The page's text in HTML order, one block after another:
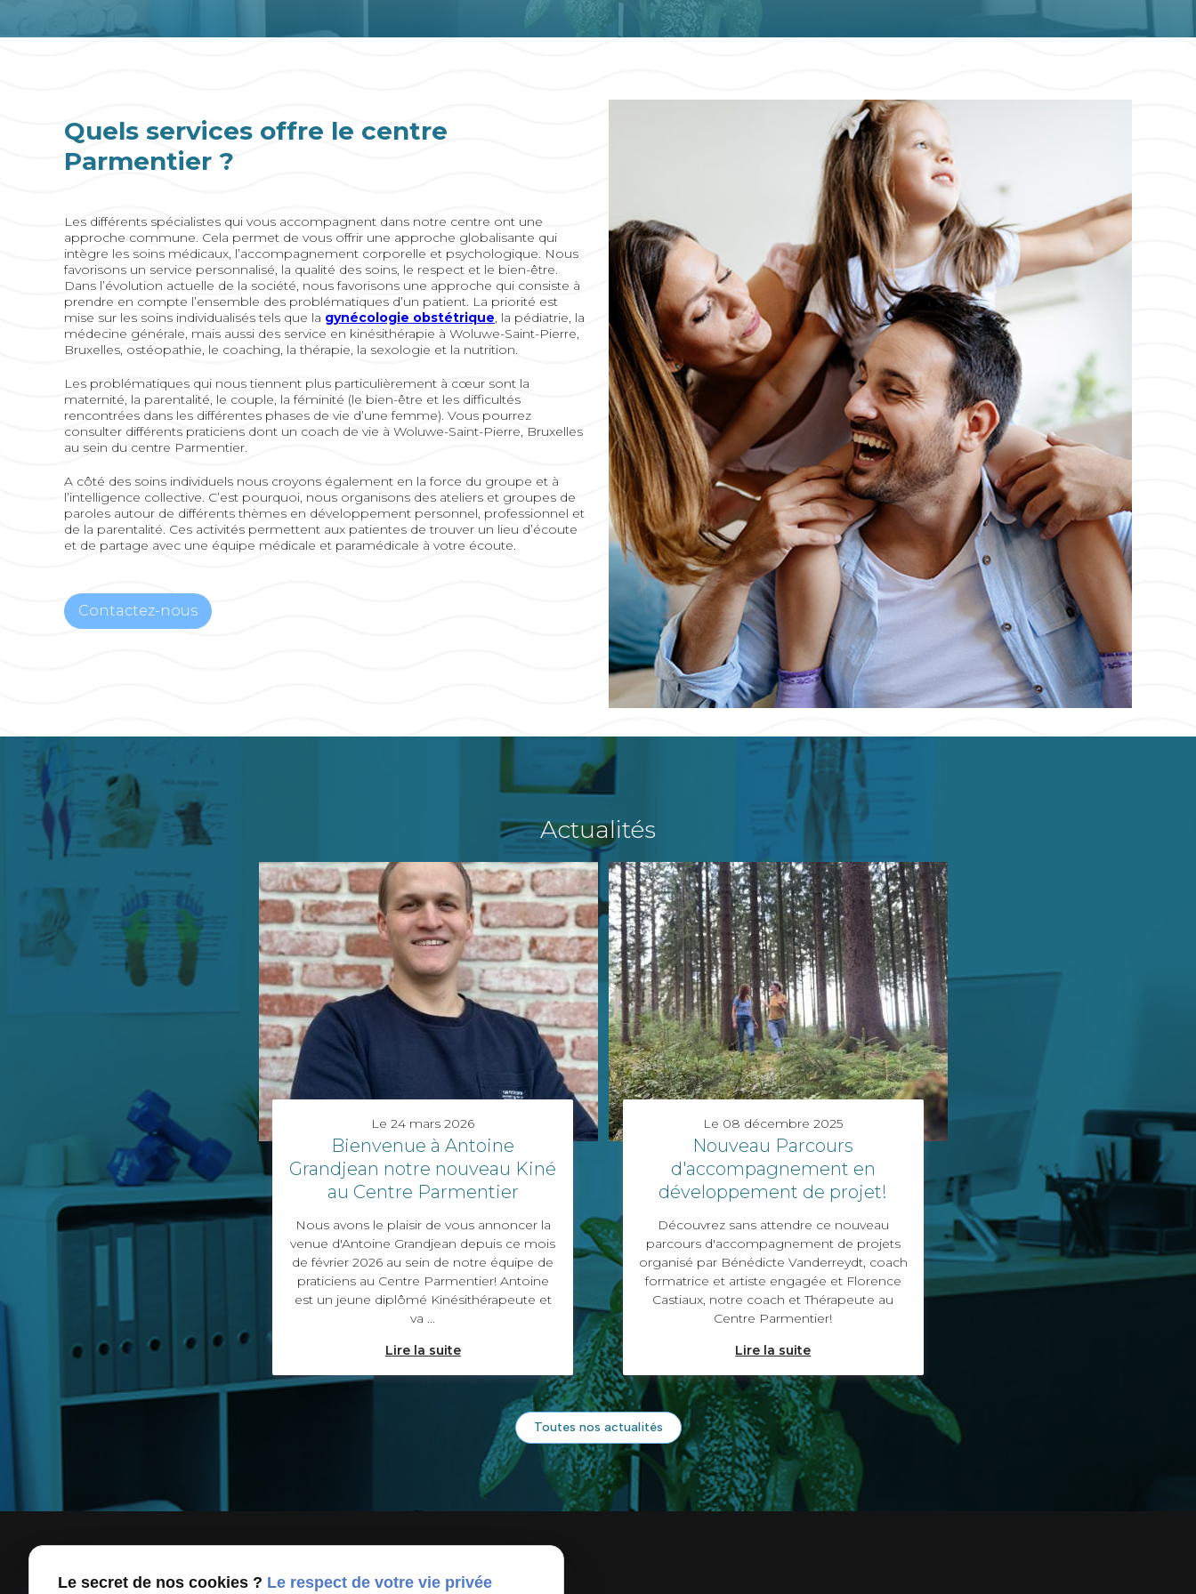
Quels services offre le centre
Parmentier ?
Les différents spécialistes qui vous accompagnent dans notre centre ont une
approche commune. Cela permet de vous offrir une approche globalisante qui
intègre les soins médicaux, l’accompagnement corporelle et psychologique. Nous
favorisons un service personnalisé, la qualité des soins, le respect et le bien-être.
Dans l’évolution actuelle de la société, nous favorisons une approche qui consiste à
prendre en compte l’ensemble des problématiques d’un patient. La priorité est
mise sur les soins individualisés tels que la gynécologie obstétrique, la pédiatrie, la
médecine générale, mais aussi des service en kinésithérapie à Woluwe-Saint-Pierre,
Bruxelles, ostéopathie, le coaching, la thérapie, la sexologie et la nutrition.
Les problématiques qui nous tiennent plus particulièrement à cœur sont la
maternité, la parentalité, le couple, la féminité (le bien-être et les difficultés
rencontrées dans les différentes phases de vie d’une femme). Vous pourrez
consulter différents praticiens dont un coach de vie à Woluwe-Saint-Pierre, Bruxelles
au sein du centre Parmentier.
A côté des soins individuels nous croyons également en la force du groupe et à
l’intelligence collective. C’est pourquoi, nous organisons des ateliers et groupes de
paroles autour de différents thèmes en développement personnel, professionnel et
de la parentalité. Ces activités permettent aux patientes de trouver un lieu d’écoute
et de partage avec une équipe médicale et paramédicale à votre écoute.
Contactez-nous
Actualités
Le24 mars 2026
Bienvenue à Antoine
Grandjean notre nouveau Kiné
au Centre Parmentier
Nous avons le plaisir de vous annoncer la
venue d'Antoine Grandjean depuis ce mois
de février 2026 au sein de notre équipe de
praticiens au Centre Parmentier! Antoine
est un jeune diplômé Kinésithérapeute et
va ...
Lire la suite
Le 08 décembre 2025
Nouveau Parcours
d'accompagnement en
développement de projet!
Découvrez sans attendre ce nouveau
parcours d'accompagnement de projets
organisé par Bénédicte Vanderreydt, coach
formatrice et artiste engagée et Florence
Castiaux, notre coach et Thérapeute au
Centre Parmentier!
Lire la suite
Toutes nos actualités
Le secret de nos cookies ? Le respect de votre vie privée